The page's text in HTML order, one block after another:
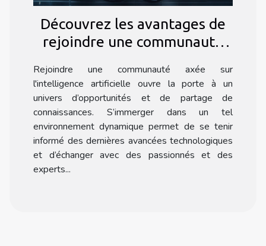
Découvrez les avantages de
rejoindre une communauté
artificielle
Rejoindre une communauté axée sur
l'intelligence artificielle ouvre la porte à un
univers d’opportunités et de partage de
connaissances. S’immerger dans un tel
environnement dynamique permet de se tenir
informé des dernières avancées technologiques
et d’échanger avec des passionnés et des
experts...